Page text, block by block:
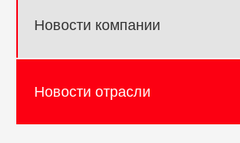
Новости компании
Новости отрасли